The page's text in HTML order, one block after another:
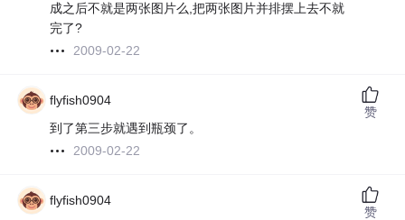
成之后不就是两张图片么,把两张图片并排摆上去不就
完了?
2009-02-22
flyfish0904
到了第三步就遇到瓶颈了。
2009-02-22
赞
flyfish0904
赞